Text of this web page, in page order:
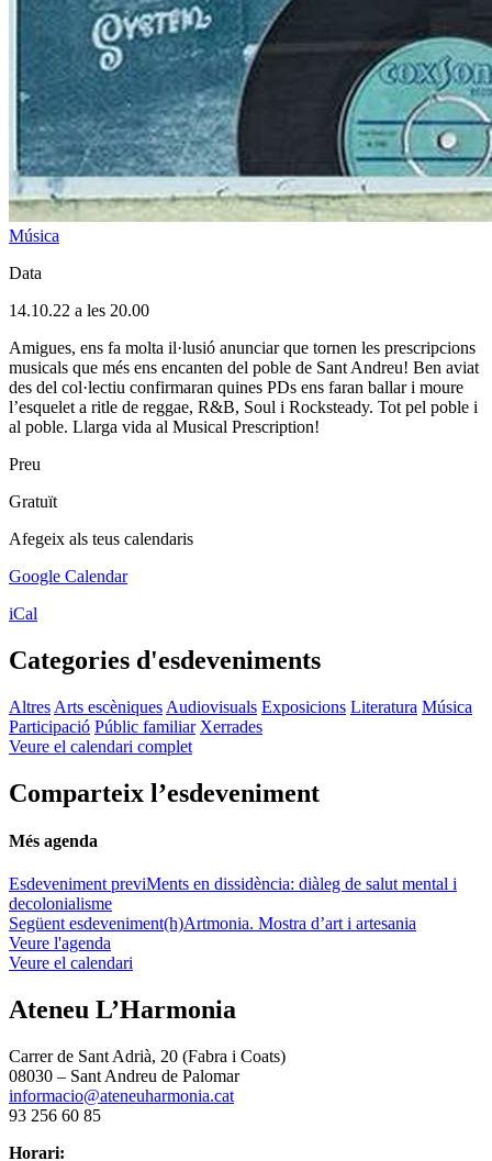
Música
Data
14.10.22 a les 20.00
Amigues, ens fa molta il·lusió anunciar que tornen les prescripcions
musicals que més ens encanten del poble de Sant Andreu! Ben aviat
des del col·lectiu confirmaran quines PDs ens faran ballar i moure
l’esquelet a ritle de reggae, R&B, Soul i Rocksteady. Tot pel poble i
al poble. Llarga vida al Musical Prescription!
Preu
Gratuït
Afegeix als teus calendaris
Google Calendar
iCal
Categories d'esdeveniments
Altres Arts escèniques Audiovisuals Exposicions Literatura Música
Participació Públic familiar Xerrades
Veure el calendari complet
Comparteix l’esdeveniment
Més agenda
Esdeveniment previMents en dissidència: diàleg de salut mental i
decolonialisme
Següent esdeveniment(h)Artmonia. Mostra d’art i artesania
Veure l'agenda
Veure el calendari
Ateneu L’Harmonia
Carrer de Sant Adrià, 20 (Fabra i Coats)
08030 – Sant Andreu de Palomar
informacio@ateneuharmonia.cat
93 256 60 85
Horari: